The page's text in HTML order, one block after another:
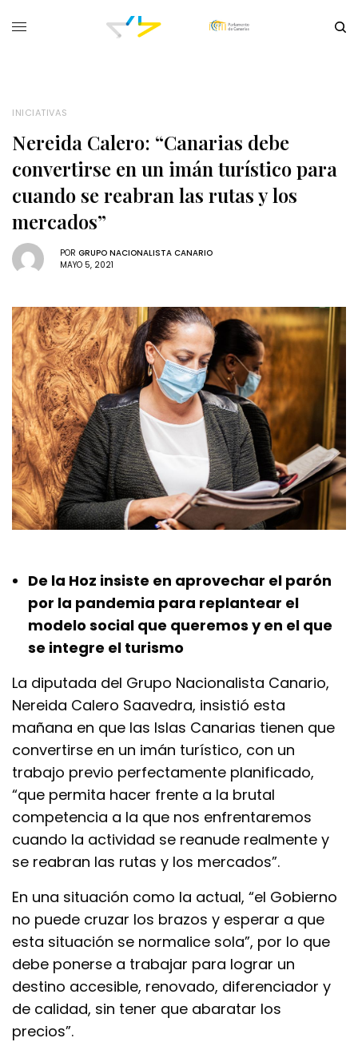
INICIATIVAS
Nereida Calero: “Canarias debe
convertirse en un imán turístico para
cuando se reabran las rutas y los
mercados”
POR GRUPO NACIONALISTA CANARIO
MAYO 5, 2021
De la Hoz insiste en aprovechar el parón
por la pandemia para replantear el
modelo social que queremos y en el que
se integre el turismo
La diputada del Grupo Nacionalista Canario,
Nereida Calero Saavedra, insistió esta
mañana en que las Islas Canarias tienen que
convertirse en un imán turístico, con un
trabajo previo perfectamente planificado,
“que permita hacer frente a la brutal
competencia a la que nos enfrentaremos
cuando la actividad se reanude realmente y
se reabran las rutas y los mercados”.
En una situación como la actual, “el Gobierno
no puede cruzar los brazos y esperar a que
esta situación se normalice sola”, por lo que
debe ponerse a trabajar para lograr un
destino accesible, renovado, diferenciador y
de calidad, sin tener que abaratar los
precios”.